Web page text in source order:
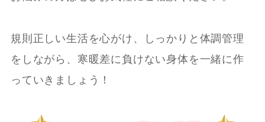
規則正しい生活を心がけ、しっかりと体調管理
をしながら、寒暖差に負けない身体を一緒に作
っていきましょう！